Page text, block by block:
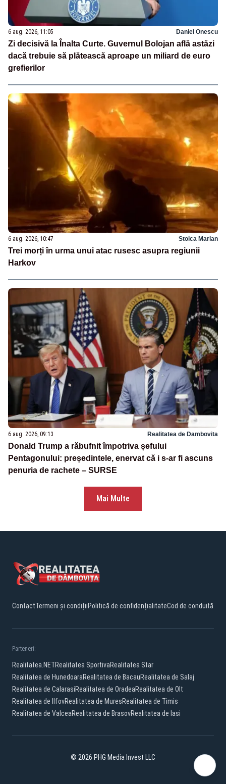
6 aug. 2026, 11:05 Daniel Onescu
Zi decisivă la Înalta Curte. Guvernul Bolojan află astăzi
dacă trebuie să plătească aproape un miliard de euro
grefierilor
6 aug. 2026, 10:47 Stoica Marian
Trei morți în urma unui atac rusesc asupra regiunii
Harkov
6 aug. 2026, 09:13 Realitatea de Dambovita
Donald Trump a răbufnit împotriva șefului
Pentagonului: președintele, enervat că i s-ar fi ascuns
penuria de rachete – SURSE
Mai Multe
ContactTermeni și condițiiPolitică de confidențialitateCod de conduită
Parteneri:
Realitatea.NETRealitatea SportivaRealitatea Star
Realitatea de HunedoaraRealitatea de BacauRealitatea de Salaj
Realitatea de CalarasiRealitatea de OradeaRealitatea de Olt
Realitatea de IlfovRealitatea de MuresRealitatea de Timis
Realitatea de ValceaRealitatea de BrasovRealitatea de Iasi
© 2026 PHG Media Invest LLC